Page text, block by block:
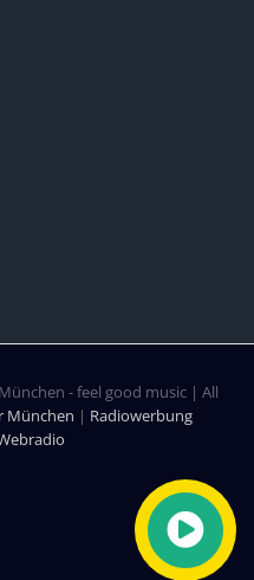
- feel good music | All
München | Radiowerbung